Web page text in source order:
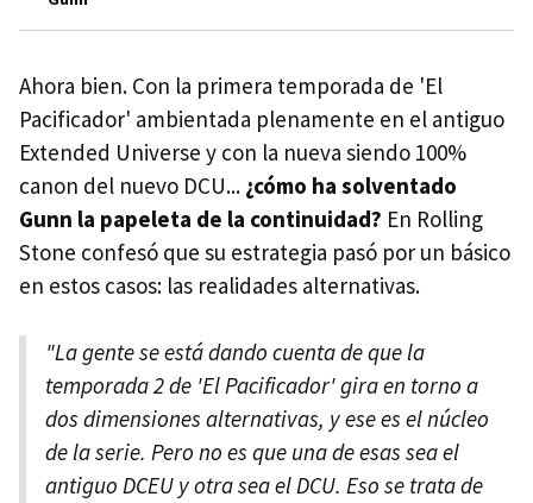
Ahora bien. Con la primera temporada de 'El
Pacificador' ambientada plenamente en el antiguo
Extended Universe y con la nueva siendo 100%
canon del nuevo DCU... ¿cómo ha solventado
Gunn la papeleta de la continuidad? En Rolling
Stone confesó que su estrategia pasó por un básico
en estos casos: las realidades alternativas.
"La gente se está dando cuenta de que la
temporada 2 de 'El Pacificador' gira en torno a
dos dimensiones alternativas, y ese es el núcleo
de la serie. Pero no es que una de esas sea el
antiguo DCEU y otra sea el DCU. Eso se trata de